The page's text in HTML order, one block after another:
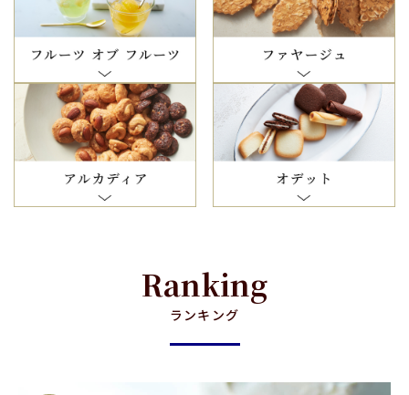
Ranking
ランキング